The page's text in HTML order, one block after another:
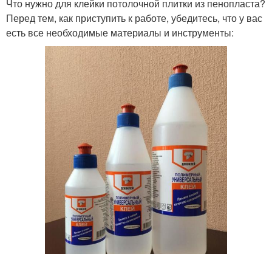
Что нужно для клейки потолочной плитки из пенопласта?
Перед тем, как приступить к работе, убедитесь, что у вас
есть все необходимые материалы и инструменты: